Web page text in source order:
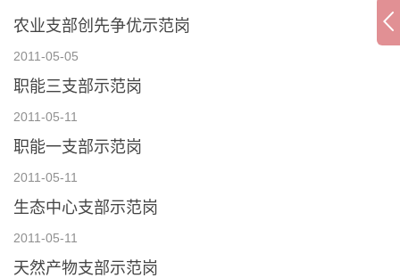
农业支部创先争优示范岗
2011-05-05
职能三支部示范岗
2011-05-11
职能一支部示范岗
2011-05-11
生态中心支部示范岗
2011-05-11
天然产物支部示范岗